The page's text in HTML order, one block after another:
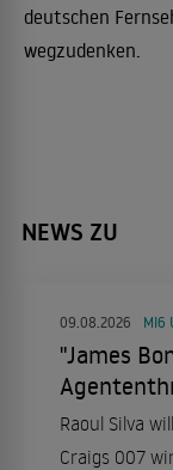
deutschen
wegzudenken.
NEWS ZU
09.08.2026 MI6
"James
Raoul Silva
Craigs 007